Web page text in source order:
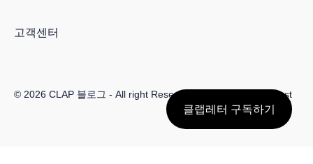
고객센터
© 2026 CLAP 블로그 - All right Reserved. Published with Ghost
클랩레터 구독하기